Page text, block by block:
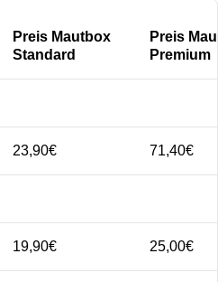
Preis Mautbox
Standard
Preis
Premium
23,90€ 71,40€
19,90€ 25,00€